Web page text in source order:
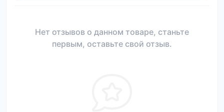
Нет отзывов о данном товаре, станьте
первым, оставьте свой отзыв.